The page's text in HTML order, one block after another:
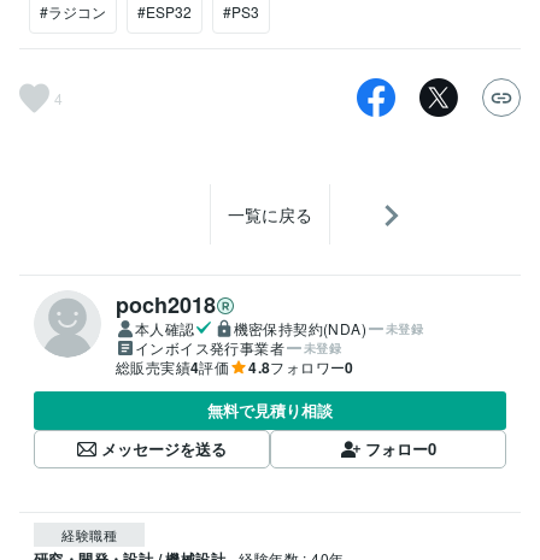
#ラジコン #ESP32 #PS3
4
一覧に戻る
poch2018
本人確認 機密保持契約(NDA) 未登録
インボイス発行事業者 未登録
総販売実績4評価 4.8フォロワー0
無料で見積り相談
メッセージを送る
フォロー0
経験職種